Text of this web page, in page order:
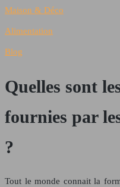
Maison & Déco
Alimentation
Blog
Quelles sont
fournies par
?
Tout le monde connait la